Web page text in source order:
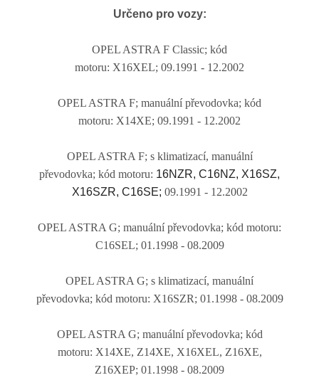
Určeno pro vozy:
OPEL ASTRA F Classic; kód
motoru: X16XEL; 09.1991 - 12.2002
OPEL ASTRA F; manuální převodovka; kód
motoru: X14XE; 09.1991 - 12.2002
OPEL ASTRA F; s klimatizací, manuální
převodovka; kód motoru: 16NZR, C16NZ, X16SZ,
X16SZR, C16SE; 09.1991 - 12.2002
OPEL ASTRA G; manuální převodovka; kód motoru:
C16SEL; 01.1998 - 08.2009
OPEL ASTRA G; s klimatizací, manuální
převodovka; kód motoru: X16SZR; 01.1998 - 08.2009
OPEL ASTRA G; manuální převodovka; kód
motoru: X14XE, Z14XE, X16XEL, Z16XE,
Z16XEP; 01.1998 - 08.2009